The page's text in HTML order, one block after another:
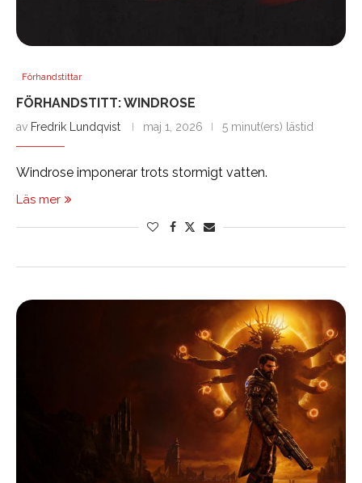
Förhandstittar
FÖRHANDSTITT: WINDROSE
av Fredrik Lundqvist maj 1, 2026 5 minut(ers) lästid
Windrose imponerar trots stormigt vatten.
Läs mer